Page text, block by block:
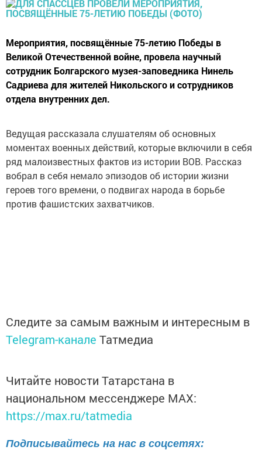
Мероприятия, посвящённые 75-летию Победы в
Великой Отечественной войне, провела научный
сотрудник Болгарского музея-заповедника Нинель
Садриева для жителей Никольского и сотрудников
отдела внутренних дел.
Ведущая рассказала слушателям об основных
моментах военных действий, которые включили в себя
ряд малоизвестных фактов из истории ВОВ. Рассказ
вобрал в себя немало эпизодов об истории жизни
героев того времени, о подвигах народа в борьбе
против фашистских захватчиков.
Следите за самым важным и интересным в
Telegram-канале Татмедиа
Читайте новости Татарстана в
национальном мессенджере MАХ:
https://max.ru/tatmedia
Подписывайтесь на нас в соцсетях: